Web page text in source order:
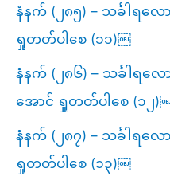
နံနက် (၂၈၅) – သင်္ခါရ
ရှုတတ်ပါစေ (၁၁)￼
နံနက် (၂၈၆) – သင်္ခါရ
အောင် ရှုတတ်ပါစေ (၁၂
နံနက် (၂၈၇) – သင်္ခါရ
ရှုတတ်ပါစေ (၁၃)￼